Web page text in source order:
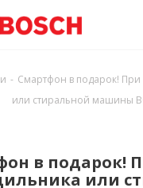
- Смартфон в подарок! При
или стиральной машины
в подарок!
или